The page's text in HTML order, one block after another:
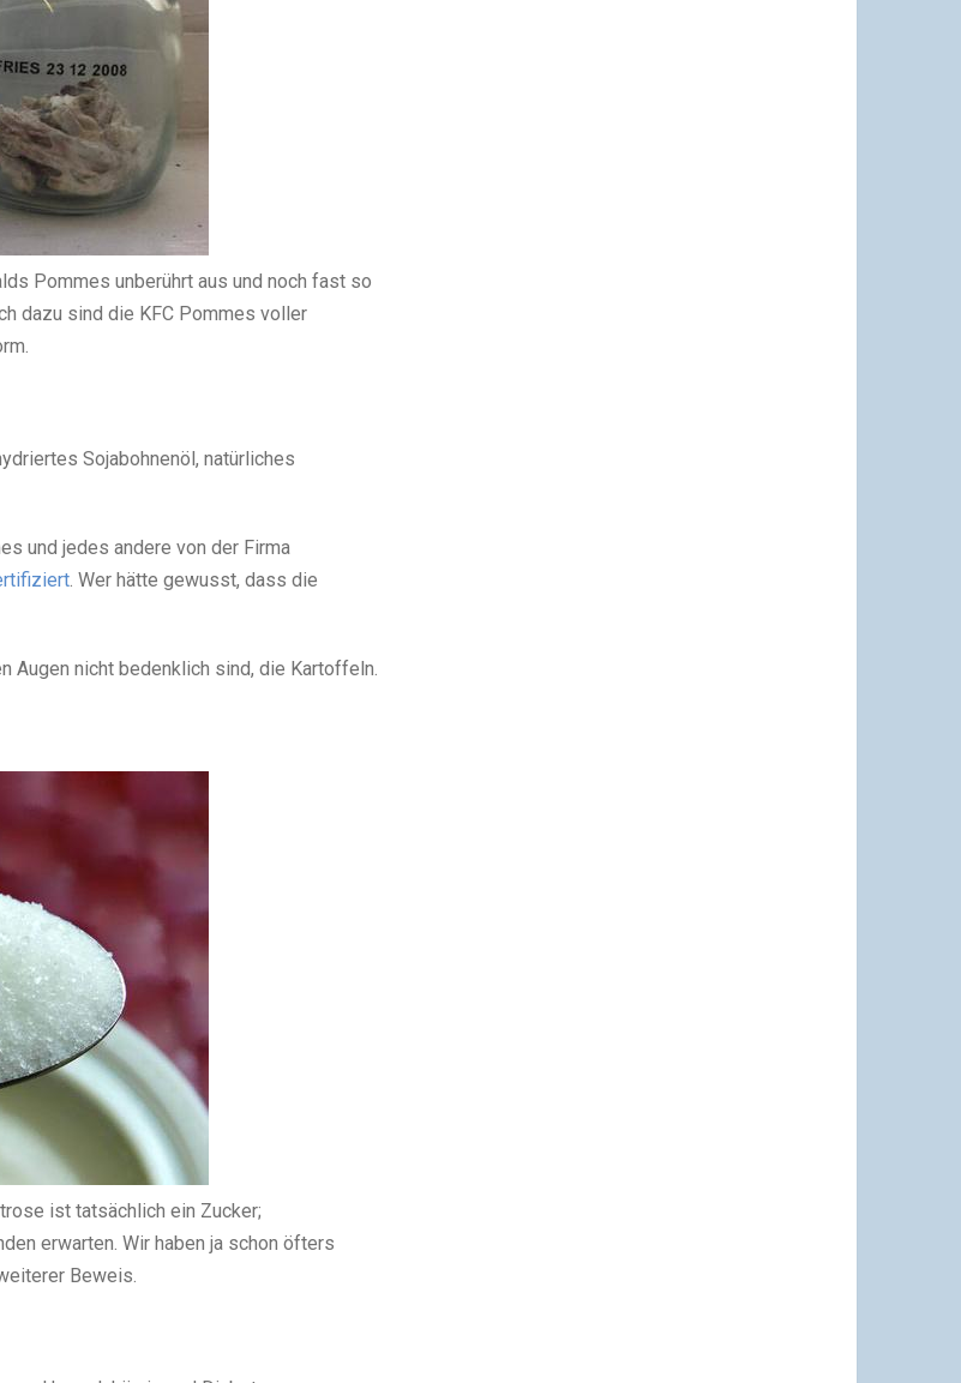
Pommes unberührt aus und noch fast so
dazu sind die KFC Pommes voller
Sojabohnenöl, natürliches
und jedes andere von der Firma
. Wer hätte gewusst, dass die
Augen nicht bedenklich sind, die Kartoffeln.
ist tatsächlich ein Zucker;
erwarten. Wir haben ja schon öfters
Beweis.